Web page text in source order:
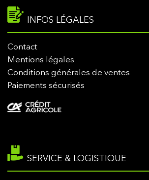
INFOS LÉGALES
Contact
Mentions légales
Conditions générales de ventes
Paiements sécurisés
SERVICE & LOGISTIQUE